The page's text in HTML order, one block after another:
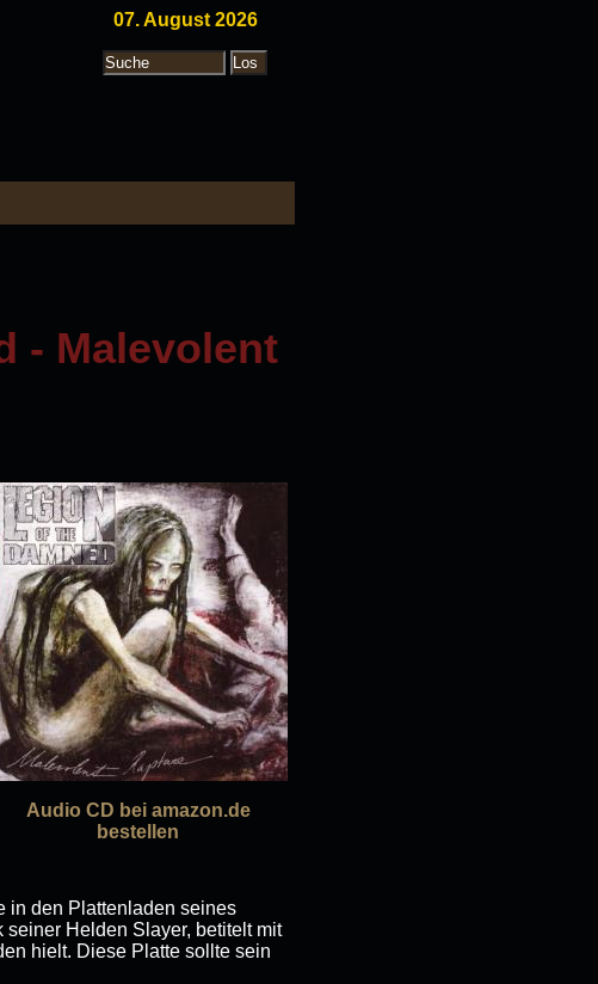
07. August 2026
- Malevolent
Audio CD bei amazon.de
bestellen
in den Plattenladen seines
Helden Slayer, betitelt mit
hielt. Diese Platte sollte sein